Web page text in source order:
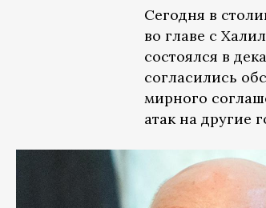
Сегодня в
во главе с
состоялся в
согласились
мирного
атак на другие